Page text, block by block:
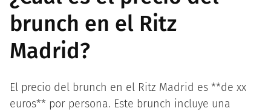
brunch en el Ritz
Madrid?
El precio del brunch en el Ritz Madrid es **de xx
euros** por persona. Este brunch incluye una